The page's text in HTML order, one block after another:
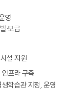
영
·보급
설 지원
프라 구축
학습관 지정, 운영